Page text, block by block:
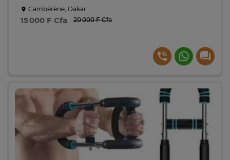
Cambérène, Dakar
15 000 F Cfa 20 000 F Cfa